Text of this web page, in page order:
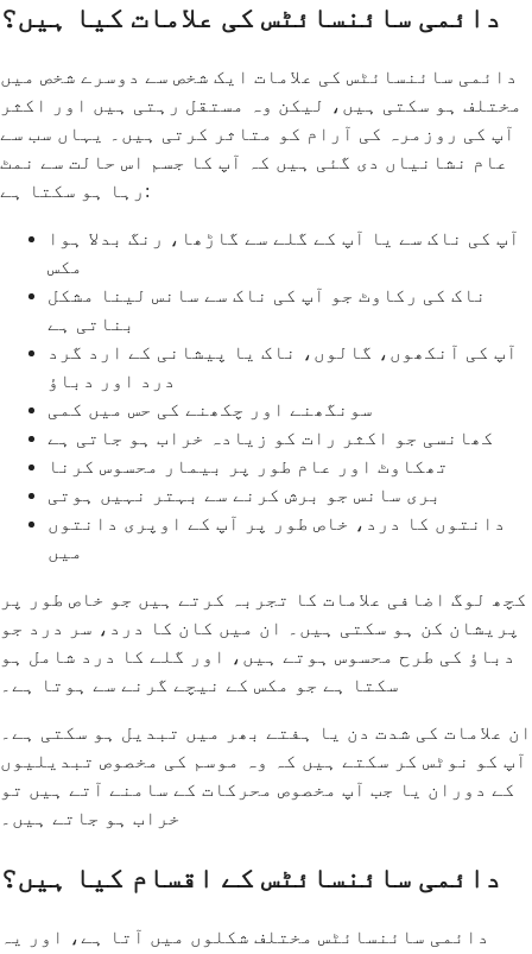
دائمی سائنسائٹس کی علامات کیا ہیں؟
دائمی سائنسائٹس کی علامات ایک شخص سے دوسرے شخص میں
مختلف ہو سکتی ہیں، لیکن وہ مستقل رہتی ہیں اور اکثر
آپ کی روزمرہ کی آرام کو متاثر کرتی ہیں۔ یہاں سب سے
عام نشانیاں دی گئی ہیں کہ آپ کا جسم اس حالت سے نمٹ
رہا ہو سکتا ہے:
آپ کی ناک سے یا آپ کے گلے سے گاڑھا، رنگ بدلا ہوا
مکس
ناک کی رکاوٹ جو آپ کی ناک سے سانس لینا مشکل
بناتی ہے
آپ کی آنکھوں، گالوں، ناک یا پیشانی کے ارد گرد
درد اور دباؤ
سونگھنے اور چکھنے کی حس میں کمی
کھانسی جو اکثر رات کو زیادہ خراب ہو جاتی ہے
تھکاوٹ اور عام طور پر بیمار محسوس کرنا
بری سانس جو برش کرنے سے بہتر نہیں ہوتی
دانتوں کا درد، خاص طور پر آپ کے اوپری دانتوں
میں
کچھ لوگ اضافی علامات کا تجربہ کرتے ہیں جو خاص طور پر
پریشان کن ہو سکتی ہیں۔ ان میں کان کا درد، سر درد جو
دباؤ کی طرح محسوس ہوتے ہیں، اور گلے کا درد شامل ہو
سکتا ہے جو مکس کے نیچے گرنے سے ہوتا ہے۔
ان علامات کی شدت دن یا ہفتے بھر میں تبدیل ہو سکتی ہے۔
آپ کو نوٹس کر سکتے ہیں کہ وہ موسم کی مخصوص تبدیلیوں
کے دوران یا جب آپ مخصوص محرکات کے سامنے آتے ہیں تو
خراب ہو جاتے ہیں۔
دائمی سائنسائٹس کے اقسام کیا ہیں؟
دائمی سائنسائٹس مختلف شکلوں میں آتا ہے، اور یہ